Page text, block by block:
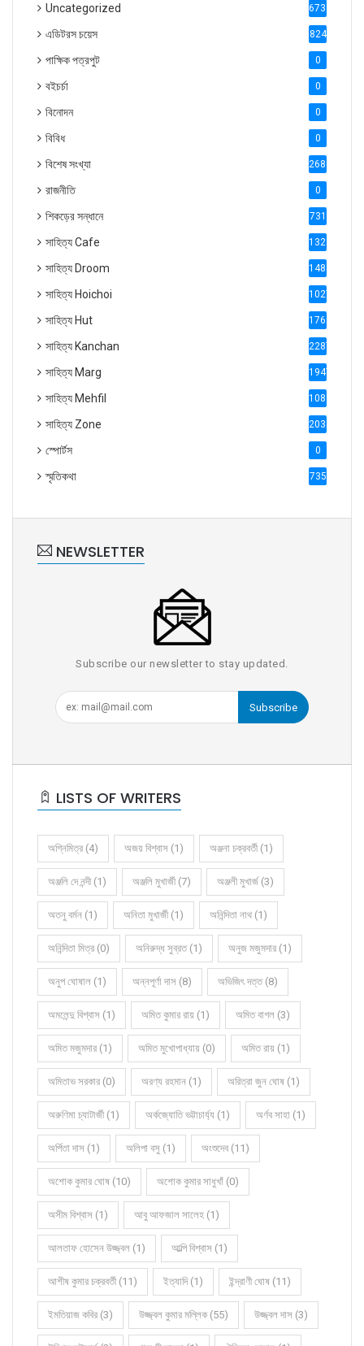
Uncategorized 6738
এডিটরস চয়েস 824
পাক্ষিক পত্রপুট 0
বইচর্চা 0
বিনোদন 0
বিবিধ 0
বিশেষ সংখ্যা 2686
রাজনীতি 0
শিকড়ের সন্ধানে 731
সাহিত্য Cafe 1321
সাহিত্য Droom 1488
সাহিত্য Hoichoi 1027
সাহিত্য Hut 1769
সাহিত্য Kanchan 2287
সাহিত্য Marg 1947
সাহিত্য Mehfil 1088
সাহিত্য Zone 2035
স্পোর্টস 0
স্মৃতিকথা 735
NEWSLETTER
Subscribe our newsletter to stay updated.
Subscribe
LISTS OF WRITERS
অগ্নিমিত্র (4) অজয় বিশ্বাস (1) অঞ্জনা চক্রবর্তী (1)
অঞ্জলি দে নন্দী (1) অঞ্জলি মুখার্জী (7) অঞ্জলী মুখার্জ (3)
অতনু বর্মন (1) অনিতা মুখার্জী (1) অনিন্দিতা নাথ (1)
অনিন্দিতা মিত্র (0) অনিরুদ্ধ সুব্রত (1) অনুজ মজুমদার (1)
অনুপ ঘোষাল (1) অন্নপূর্ণা দাস (8) অভিজিৎ দত্ত (8)
অমলেন্দু বিশ্বাস (1) অমিত কুমার রায় (1) অমিত বাগল (3)
অমিত মজুমদার (1) অমিত মুখোপাধ্যায় (0) অমিত রায় (1)
অমিতাভ সরকার (0) অরণ্য রহমান (1) অরিত্রা জুন ঘোষ (1)
অরুণিমা চ্যাটার্জী (1) অর্কজ্যোতি ভট্টাচার্য্য (1) অর্ণব সাহা (1)
অর্পিতা দাস (1) অলিপা বসু (1) অংশুদেব (11)
অশোক কুমার ঘোষ (10) অশোক কুমার সাধুখাঁ (0)
অসীম বিশ্বাস (1) আবু আফজাল সালেহ (1)
আলতাফ হোসেন উজ্জ্বল (1) আল্পি বিশ্বাস (1)
আশীষ কুমার চক্রবর্তী (11) ইত্যাদি (1) ইন্দ্রাণী ঘোষ (11)
ইমতিয়াজ কবির (3) উজ্জ্বল কুমার মল্লিক (55) উজ্জ্বল দাস (3)